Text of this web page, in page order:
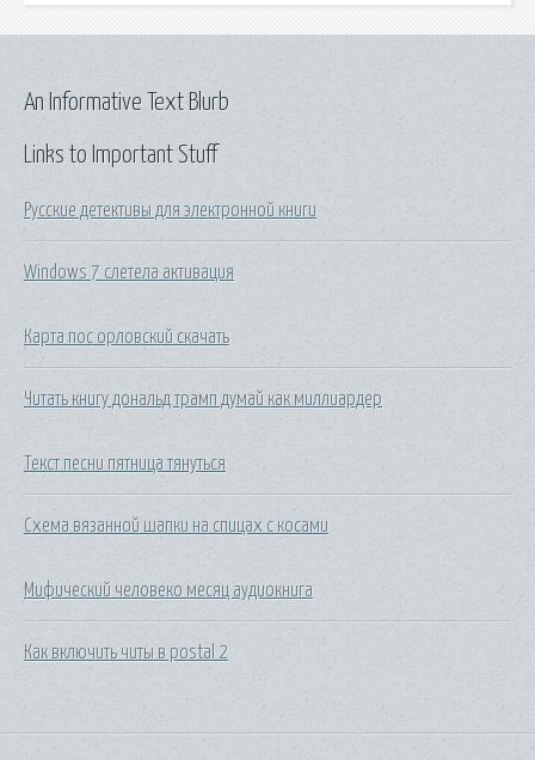
Links to Important Stuff
Русские детективы для электронной книги
Windows 7 слетела активация
Карта пос орловский скачать
Читать книгу дональд трамп думай как миллиардер
Текст песни пятница тянуться
Схема вязанной шапки на спицах с косами
Мифический человеко месяц аудиокнига
Как включить читы в postal 2
An Informative Text Blurb